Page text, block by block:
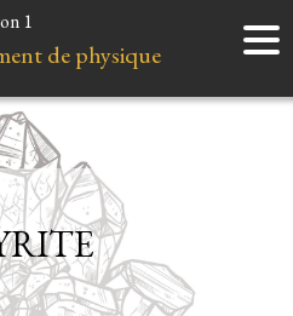
Accueil
Instruments
Liens et ressources
1
de physique